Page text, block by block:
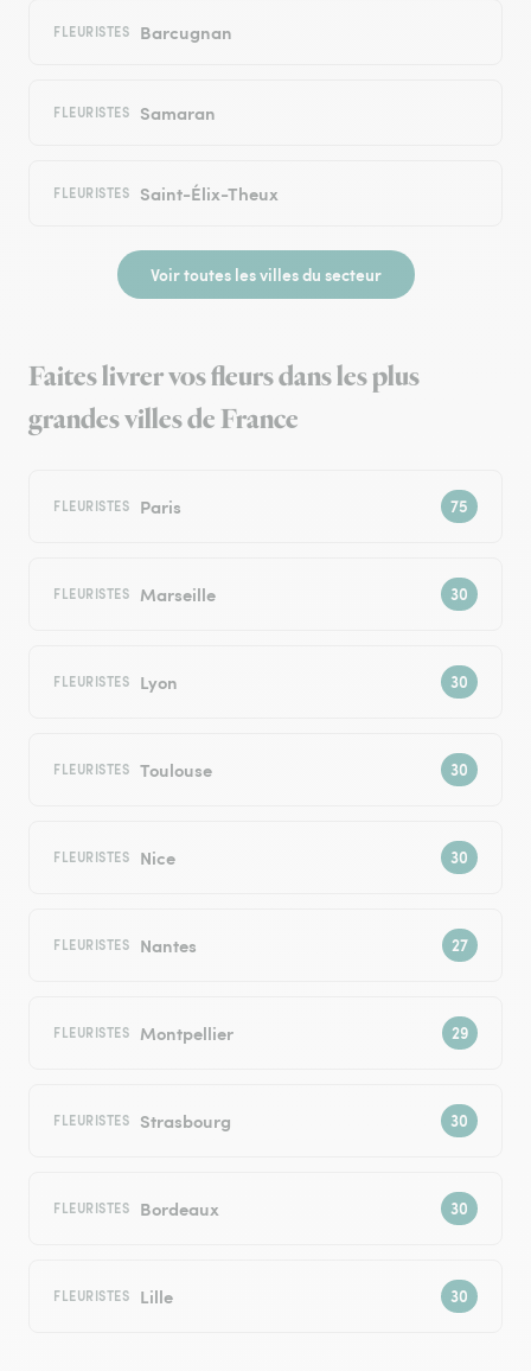
FLEURISTES Barcugnan
FLEURISTES Samaran
FLEURISTES Saint-Élix-Theux
Voir toutes les villes du secteur
Faites livrer vos fleurs dans les plus
grandes villes de France
FLEURISTES Paris
FLEURISTES Marseille
FLEURISTES Lyon
FLEURISTES Toulouse
FLEURISTES Nice
FLEURISTES Nantes
FLEURISTES Montpellier
FLEURISTES Strasbourg
FLEURISTES Bordeaux
FLEURISTES Lille